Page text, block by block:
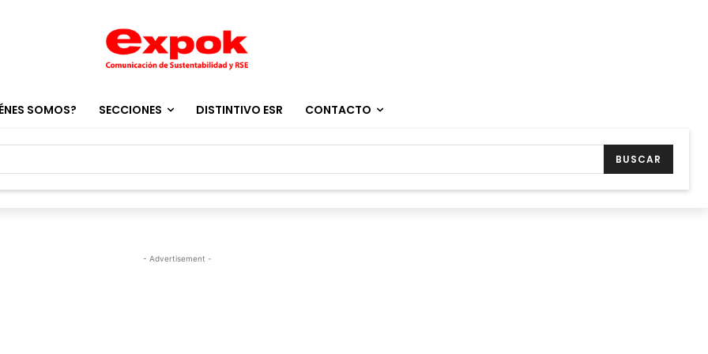
SOMOS? SECCIONES DISTINTIVO ESR CONTACTO
BUSCAR
- Advertisement -